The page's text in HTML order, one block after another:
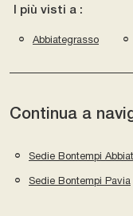
I più visti a :
Abbiategrasso
Continua a
Sedie Bontempi
Sedie Bontempi Pavia